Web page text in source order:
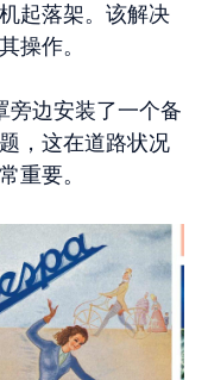
起落架。该解决
操作。
边安装了一个备
，这在道路状况
重要。